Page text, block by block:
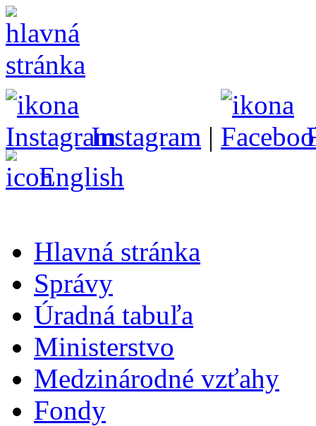
Instagram |
English
Hlavná stránka
Správy
Úradná tabuľa
Ministerstvo
Medzinárodné vzťahy
Fondy